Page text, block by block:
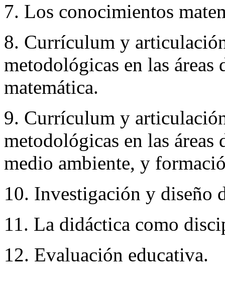
7. Los conocimientos
8. Currículum y
metodológicas en las
matemática.
9. Currículum y
metodológicas en las
medio ambiente, y
10. Investigación y diseño
11. La didáctica como
12. Evaluación educativa.